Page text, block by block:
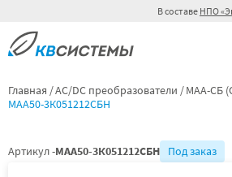
В составе НПО
Главная AC/DC преобразователи МАА-СБ
МАА50-3К051212СБН
Артикул -МАА50-3К051212СБН Под заказ